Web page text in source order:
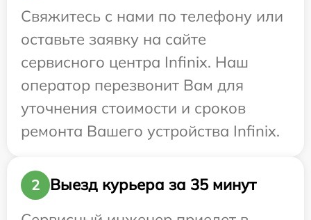
Свяжитесь с нами по телефону или
оставьте заявку на сайте
сервисного центра Infinix. Наш
оператор перезвонит Вам для
уточнения стоимости и сроков
ремонта Вашего устройства Infinix.
2
Выезд курьера за 35 минут